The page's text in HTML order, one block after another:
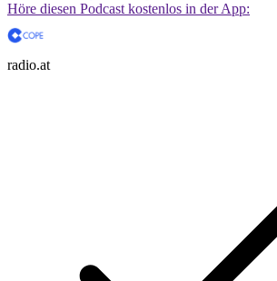
Höre diesen Podcast kostenlos in der App:
radio.at